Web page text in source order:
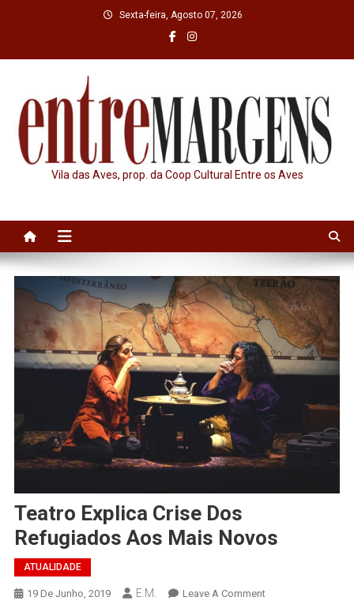
Sexta-feira, Agosto 07, 2026
Vila das Aves, prop. da Coop Cultural Entre os Aves
Teatro Explica Crise Dos
Refugiados Aos Mais Novos
ATUALIDADE
19 De Junho, 2019 E.M. Leave A CommentOn